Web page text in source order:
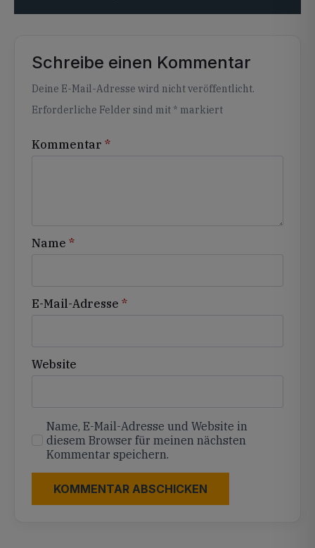
Schreibe einen Kommentar
Deine E-Mail-Adresse wird nicht veröffentlicht.
Erforderliche Felder sind mit * markiert
Kommentar *
Name *
E-Mail-Adresse *
Website
Name, E-Mail-Adresse und Website in
diesem Browser für meinen nächsten
Kommentar speichern.
Alternative: